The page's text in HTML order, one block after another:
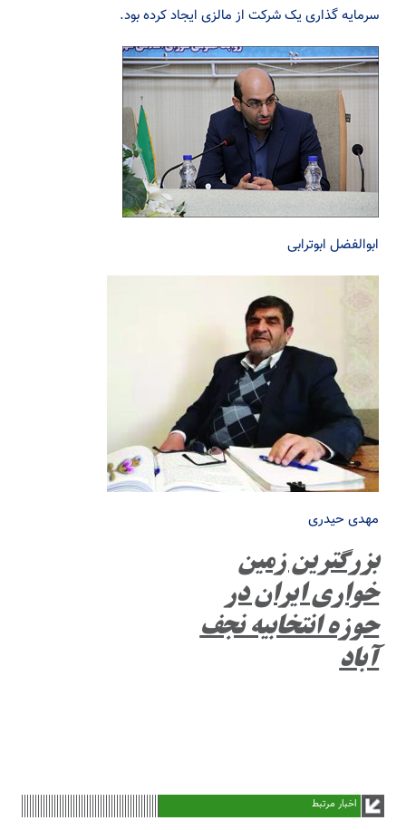
سرمایه گذاری یک شرکت از مالزی ایجاد کرده بود.
ابوالفضل ابوترابی
مهدی حیدری
بزرگترین زمین
خواری ایران در
حوزه انتخابیه نجف
آباد
اخبار مرتبط